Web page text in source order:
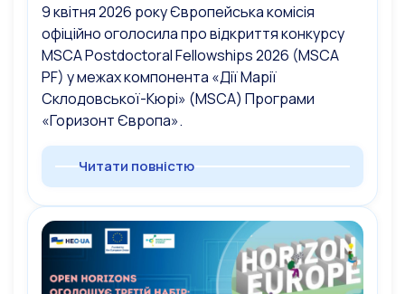
9 квітня 2026 року Європейська комісія
офіційно оголосила про відкриття конкурсу
MSCA Postdoctoral Fellowships 2026 (MSCA
PF) у межах компонента «Дії Марії
Склодовської-Кюрі» (MSCA) Програми
«Горизонт Європа».
Читати повністю